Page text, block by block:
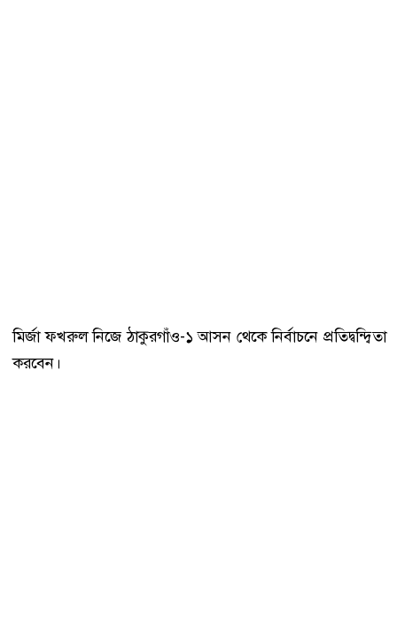
মির্জা ফখরুল নিজে ঠাকুরগাঁও-১ আসন থেকে নির্বাচনে প্রতিদ্বন্দ্বিতা
করবেন।